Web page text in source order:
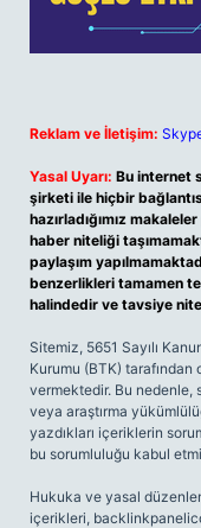
Reklam ve İletişim:
Yasal Uyarı: Bu internet
şirketi ile hiçbir
hazırladığımız
haber niteliği
paylaşım
benzerlikleri tamamen
halindedir ve tavsiye
Sitemiz, 5651 Sayılı
Kurumu (BTK) tarafından
vermektedir. Bu
veya araştırma
yazdıkları içeriklerin
bu sorumluluğu kabul
Hukuka ve yasal
içerikleri,